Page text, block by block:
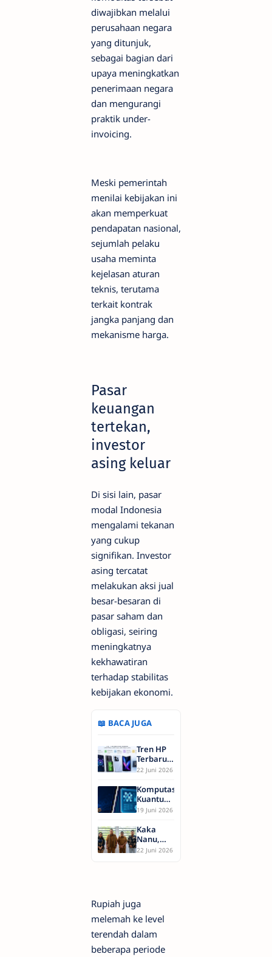
diwajibkan melalui
perusahaan negara
yang ditunjuk,
sebagai bagian dari
upaya meningkatkan
penerimaan negara
dan mengurangi
praktik under-
invoicing.
Meski pemerintah
menilai kebijakan ini
akan memperkuat
pendapatan nasional,
sejumlah pelaku
usaha meminta
kejelasan aturan
teknis, terutama
terkait kontrak
jangka panjang dan
mekanisme harga.
Pasar
keuangan
tertekan,
investor
asing keluar
Di sisi lain, pasar
modal Indonesia
mengalami tekanan
yang cukup
signifikan. Investor
asing tercatat
melakukan aksi jual
besar-besaran di
pasar saham dan
obligasi, seiring
meningkatnya
kekhawatiran
terhadap stabilitas
kebijakan ekonomi.
📖 BACA JUGA
Tren HP
Terbaru
2026 AI
Baterai
Raksasa,
dan
Kamera
Profesional
Jadi
Andalan
22 Juni 2026
Komputasi
Kuantum
dan AI
Sorotan
Teknologi
2026, Siap
Ubah
19 Juni 2026
Kaka
Nanu,
Audiensi
Daerah
22 Juni 2026
Rupiah juga
melemah ke level
terendah dalam
beberapa periode